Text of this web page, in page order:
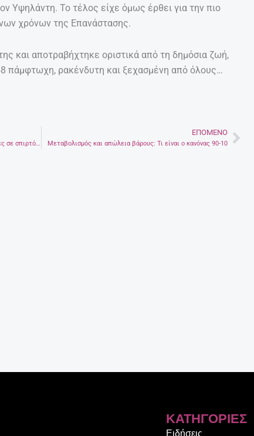
Υψηλάντη. Το τέλος είχε όμως έρθει για την πιο
χρόνων της Επανάστασης.
και αποτραβήχτηκε οριστικά από τη δημόσια ζωή,
πάμφτωχη, ρακένδυτη και ξεχασμένη από όλους…
Ζωζώ Σαπουντζάκη: Ο Νιάρχος μου έστελνε λίρες σε σπιρτόκουτα -Η σχέση της με τον Αλέξανδρο Ωνάση
ΕΠΌΜΕΝΟ
Μεταβολισμός και απώλεια βάρους: Τι είναι ο κανόνας 90-10Next
ΚΑΤΗΓΟΡΊΕΣ